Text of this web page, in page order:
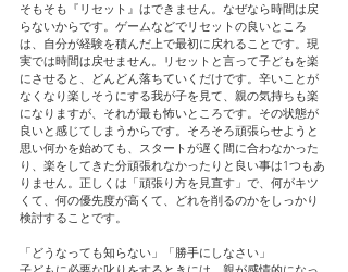
そもそも『リセット』はできません。なぜなら時間は戻
らないからです。ゲームなどでリセットの良いところ
は、自分が経験を積んだ上で最初に戻れることです。現
実では時間は戻せません。リセットと言って子どもを楽
にさせると、どんどん落ちていくだけです。辛いことが
なくなり楽しそうにする我が子を見て、親の気持ちも楽
になりますが、それが最も怖いところです。その状態が
良いと感じてしまうからです。そろそろ頑張らせようと
思い何かを始めても、スタートが遅く間に合わなかった
り、楽をしてきた分頑張れなかったりと良い事は1つもあ
りません。正しくは「頑張り方を見直す」で、何がキツ
くて、何の優先度が高くて、どれを削るのかをしっかり
検討することです。
「どうなっても知らない」「勝手にしなさい」